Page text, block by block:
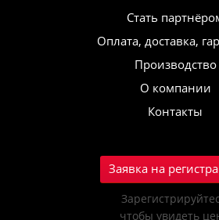
Стать
Оплата, доставка,
Производство
О компании
Контакты
Заявка на
чтобы увидеть